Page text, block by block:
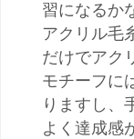
習になるか
アクリル毛
だけでアク
モチーフに
りますし、
よく達成感